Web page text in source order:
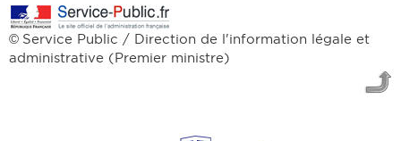
© Service Public / Direction de l'information légale et
administrative (Premier ministre)